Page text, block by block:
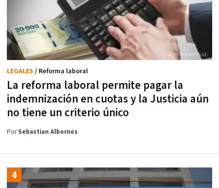
La reforma laboral permite pagar la
indemnización en cuotas y la Justicia aún
no tiene un criterio único
LEGALES / Reforma laboral
PorSebastian Albornos